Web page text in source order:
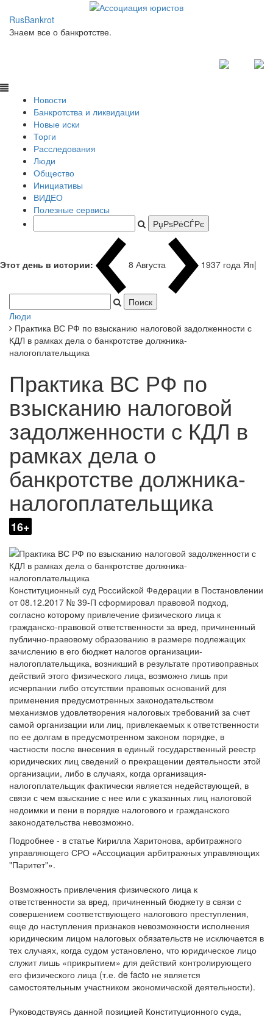
RusBankrot
Знаем все о банкротстве.
Новости
Банкротства и ликвидации
Новые иски
Торги
Расследования
Люди
Общество
Инициативы
ВИДЕО
Полезные сервисы
Этот день в истории: 8 Августа 1937 года
Люди
Практика ВС РФ по взысканию налоговой задолженности с
КДЛ в рамках дела о банкротстве должника-
Практика ВС РФ по
взысканию налоговой
задолженности с КДЛ в
рамках дела о
банкротстве должника-
налогоплательщика
16+
Конституционный суд Российской Федерации в Постановлении
от 08.12.2017 № 39-П сформировал правовой подход,
согласно которому привлечение физического лица к
гражданско-правовой ответственности за вред, причиненный
публично-правовому образованию в размере подлежащих
зачислению в его бюджет налогов организации-
налогоплательщика, возникший в результате противоправных
действий этого физического лица, возможно лишь при
исчерпании либо отсутствии правовых оснований для
применения предусмотренных законодательством
механизмов удовлетворения налоговых требований за счет
самой организации или лиц, привлекаемых к ответственности
по ее долгам в предусмотренном законом порядке, в
частности после внесения в единый государственный реестр
юридических лиц сведений о прекращении деятельности этой
организации, либо в случаях, когда организация-
налогоплательщик фактически является недействующей, в
связи с чем взыскание с нее или с указанных лиц налоговой
недоимки и пени в порядке налогового и гражданского
Подробнее - в статье Кирилла Харитонова, арбитражного
управляющего СРО «Ассоциация арбитражных управляющих
Возможность привлечения физического лица к
ответственности за вред, причиненный бюджету в связи с
совершением соответствующего налогового преступления,
еще до наступления признаков невозможности исполнения
юридическим лицом налоговых обязательств не исключается в
тех случаях, когда судом установлено, что юридическое лицо
служит лишь «прикрытием» для действий контролирующего
его физического лица (т.е. de facto не является